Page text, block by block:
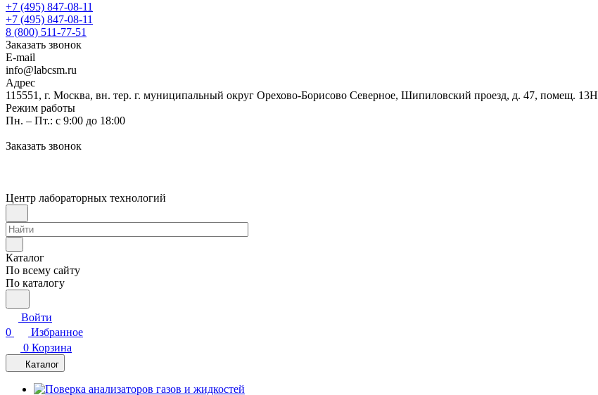
+7 (495) 847-08-11
+7 (495) 847-08-11
8 (800) 511-77-51
Заказать звонок
E-mail
info@labcsm.ru
Адрес
115551, г. Москва, вн. тер. г. муниципальный округ Орехово-Борисово Северное, Шипиловский проезд, д. 47, помещ. 13Н
Режим работы
Пн. – Пт.: с 9:00 до 18:00
Заказать звонок
Центр лабораторных технологий
Каталог
По всему сайту
По каталогу
Войти
0
Избранное
0 Корзина
Каталог